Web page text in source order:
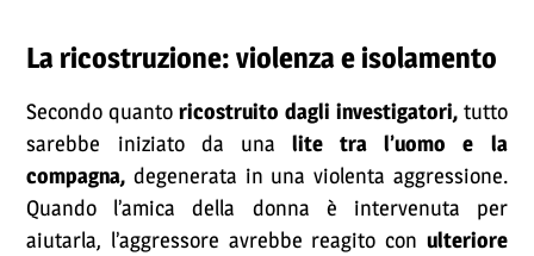
La ricostruzione: violenza e isolamento
Secondo quantoricostruito dagli investigatori,tutto
sarebbe iniziato da una lite tra l’uomo e la
compagna, degenerata in una violenta aggressione.
Quando l’amica della donna è intervenuta per
aiutarla, l’aggressore avrebbe reagito con ulteriore